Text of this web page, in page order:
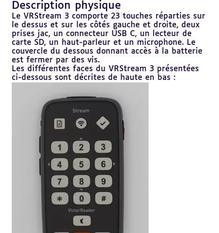
Description physique
Le VRStream 3 comporte 23 touches réparties sur
le dessus et sur les côtés gauche et droite, deux
prises jac, un connecteur USB C, un lecteur de
carte SD, un haut-parleur et un microphone. Le
couvercle du dessous donnant accès à la batterie
est fermer par des vis.
Les différentes faces du VRStream 3 présentées
ci-dessous sont décrites de haute en bas :
Revenir
au
sommaire